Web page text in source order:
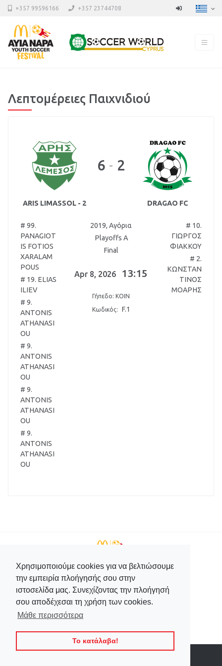
Χρησιμοποιούμε cookies για να βελτιώσουμε
την εμπειρία πλοήγησής σου στην
ιστοσελίδα μας. Συνεχίζοντας την πλοήγησή
σου αποδέχεσαι τη χρήση των cookies.
Μάθε περισσότερα
Το κατάλαβα!
+357 99596166 +357 23744708
Λεπτομέρειες Παιχνιδιού
6 - 2
ARIS LIMASSOL - 2 DRAGAO FC
# 99.
PANAGIOT
IS FOTIOS
XARALAM
POUS
# 19. ELIAS
ILIEV
# 9.
ANTONIS
ATHANASI
OU
# 9.
ANTONIS
ATHANASI
OU
# 9.
ANTONIS
ATHANASI
OU
# 9.
ANTONIS
ATHANASI
OU
2019, Αγόρια
Playoffs A
Final
Apr 8, 2026 13:15
Γήπεδο: KOIN
Κωδικός: F.1
# 10.
ΓΙΩΡΓΟΣ
ΦΙΑΚΚΟΥ
# 2.
ΚΩΝΣΤΑΝ
ΤΙΝΟΣ
ΜΟΑΡΗΣ
+357 99596166
+357 23744708
soccerworldcyprus@cytanet.com.cy
Ακολουθήστε μας: